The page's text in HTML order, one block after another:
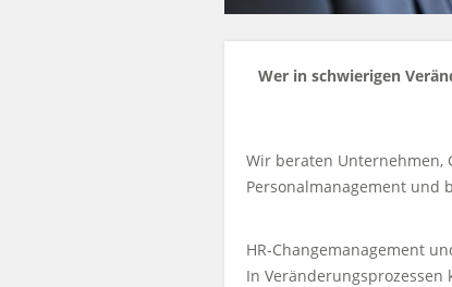
Wer in schwierigen
Wir beraten Unternehmen,
Personalmanagement und
HR-Changemanagement
In